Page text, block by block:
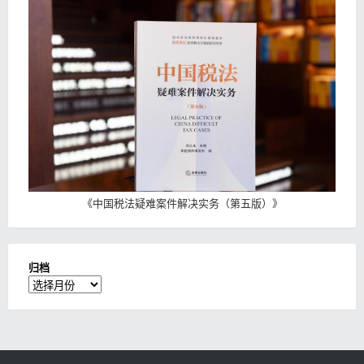
《中国税法疑难案件解决实务（第五版） 》
归档
归
档